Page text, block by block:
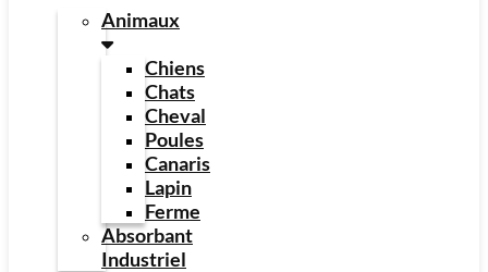
Animaux
Chiens
Chats
Cheval
Poules
Canaris
Lapin
Ferme
Absorbant
Industriel